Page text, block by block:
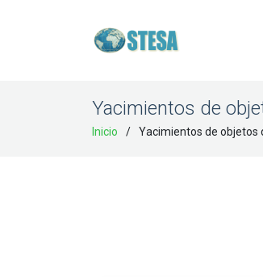
Yacimientos de
Inicio Yacimientos de objetos